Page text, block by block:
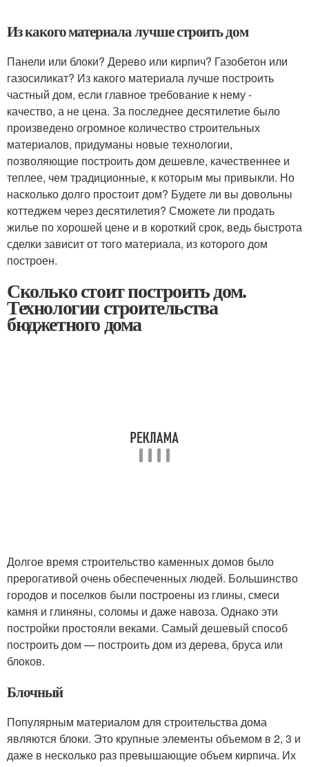
Из какого материала лучше строить дом
Панели или блоки? Дерево или кирпич? Газобетон или
газосиликат? Из какого материала лучше построить
частный дом, если главное требование к нему -
качество, а не цена. За последнее десятилетие было
произведено огромное количество строительных
материалов, придуманы новые технологии,
позволяющие построить дом дешевле, качественнее и
теплее, чем традиционные, к которым мы привыкли. Но
насколько долго простоит дом? Будете ли вы довольны
коттеджем через десятилетия? Сможете ли продать
жилье по хорошей цене и в короткий срок, ведь быстрота
сделки зависит от того материала, из которого дом
построен.
Сколько стоит построить дом.
Технологии строительства
бюджетного дома
Долгое время строительство каменных домов было
прерогативой очень обеспеченных людей. Большинство
городов и поселков были построены из глины, смеси
камня и глиняны, соломы и даже навоза. Однако эти
постройки простояли веками. Самый дешевый способ
построить дом — построить дом из дерева, бруса или
блоков.
Блочный
Популярным материалом для строительства дома
являются блоки. Это крупные элементы объемом в 2, 3 и
даже в несколько раз превышающие объем кирпича. Их